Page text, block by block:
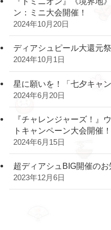
ン：ミニ大会開催！
2024年10月20日
ディアシュピール大還元祭
2024年10月1日
星に願いを！「七夕キャ
2024年6月20日
『チャレンジャーズ！』
トキャンペーン大会開催！
2024年6月15日
超ディアシュBIG開催の
2023年12月6日